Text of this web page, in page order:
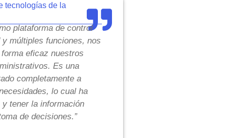
tecnologías de la
plataforma de control
múltiples funciones, nos
eficaz nuestros
Es una
completamente a
lo cual ha
tener la información
de decisiones.”